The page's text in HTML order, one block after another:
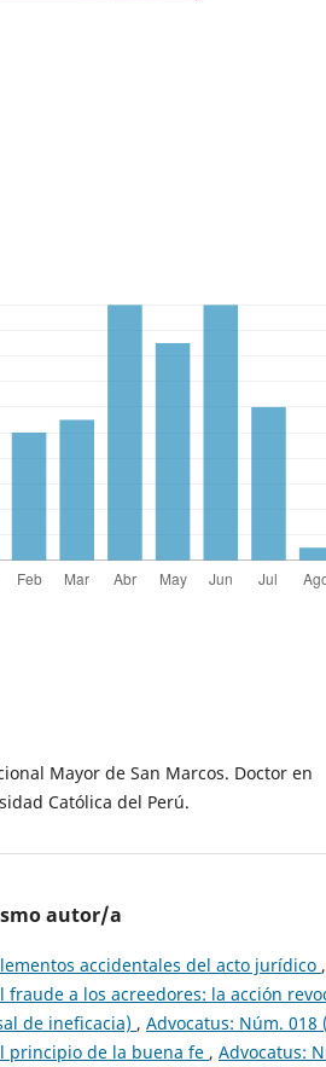
Mayor de San Marcos. Doctor en
Católica del Perú.
autor/a
accidentales del acto jurídico ,
fraude a los acreedores: la acción
de ineficacia) , Advocatus: Núm. 018
principio de la buena fe , Advocatus: